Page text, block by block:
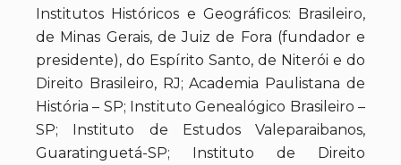
Institutos Históricos e Geográficos: Brasileiro,
de Minas Gerais, de Juiz de Fora (fundador e
presidente), do Espírito Santo, de Niterói e do
Direito Brasileiro, RJ; Academia Paulistana de
História – SP; Instituto Genealógico Brasileiro –
SP; Instituto de Estudos Valeparaibanos,
Guaratinguetá-SP; Instituto de Direito